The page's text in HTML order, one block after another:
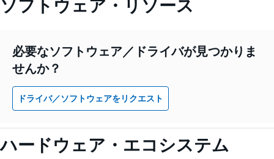
ソフトウェア・リソース
必要なソフトウェア／ドライバが見つかりま
せんか？
ドライバ／ソフトウェアをリクエスト
ハードウェア・エコシステム